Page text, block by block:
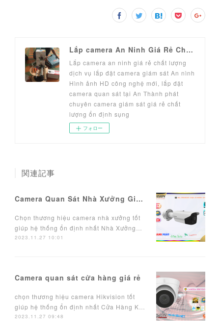
Lắp camera An Ninh Giá Rẻ Chính Hãng
Lắp camera an ninh giá rẻ chất lượng
dịch vụ lắp đặt camera giám sát An nình
Hình ảnh HD công nghệ mới, lắp đặt
camera quan sát tại An Thành phát
chuyên camera giám sát giá rẻ chất
lượng ổn định sụng
フォロー
関連記事
Camera Quan Sát Nhà Xưởng Giá Rẻ
Chọn thương hiệu camera nhà xưởng tốt
giúp hệ thống ổn định nhất Nhà Xưởng…
2023.11.27 10:01
Camera quan sát cửa hàng giá rẻ
chọn thương hiệu camera Hikvision tốt
giúp hệ thống ổn định nhất Cửa Hàng K…
2023.11.27 09:48